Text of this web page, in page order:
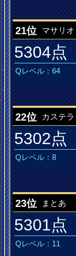
21位 マサリオ
5304点
Qレベル：64
22位 カステラ
5302点
Qレベル：8
23位 まとあ
5301点
Qレベル：11